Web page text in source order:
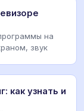
на
звук
как узнать и